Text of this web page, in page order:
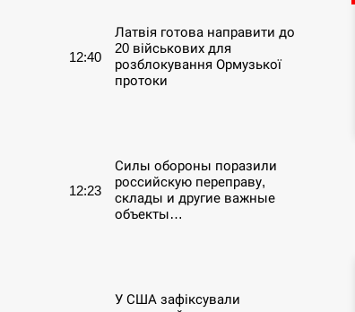
12:40
Латвія готова направити до
20 військових для
розблокування Ормузької
протоки
12:23
Силы обороны поразили
российскую переправу,
склады и другие важные
объекты…
У США зафіксували